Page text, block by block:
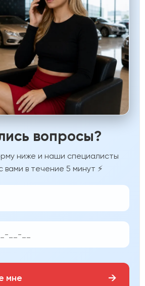
вопросы?
ниже и наши специалисты
вами в течение 5 минут ⚡
мне →